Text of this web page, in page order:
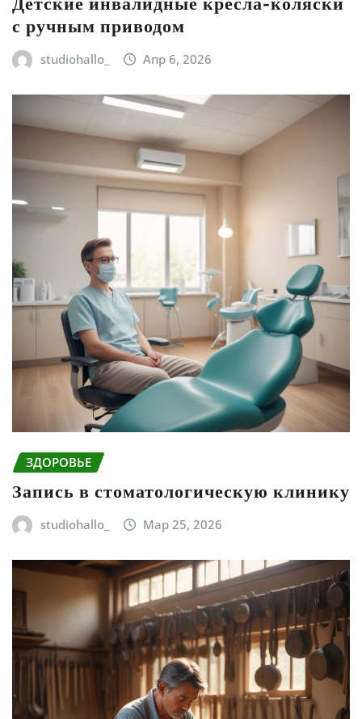
с ручным приводом
studiohallo_ Апр 6, 2026
ЗДОРОВЬЕ
Запись в стоматологическую клинику
studiohallo_ Мар 25, 2026